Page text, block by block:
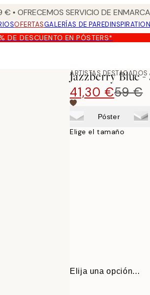
• OFRECEMOS SERVICIO DE
OFERTASGALERÍAS DE PARED
DE DESCUENTO EN PÓSTERS*
ARTISTAS DESTACADOS
Jazzberry Blue
41,30 €59 €
Póster
Elige el tamaño
Elija una opción...